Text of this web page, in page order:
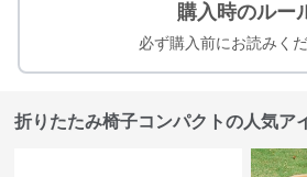
購入時のルー
必ず購入前にお読みくだ
折りたたみ椅子コンパクトの人気ア